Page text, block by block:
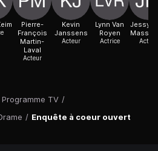
Programme TV /
/ Enquête à coeur ouvert
Pierre-
François
Martin-
Laval
Acteur
Kevin
Janssens
Acteur
Lynn Van
Royen
Actrice Acteur